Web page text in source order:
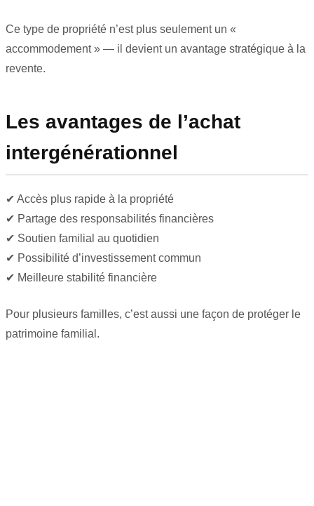
Ce type de propriété n’est plus seulement un «
accommodement » — il devient un avantage stratégique à la
revente.
Les avantages de l’achat
intergénérationnel
✔ Accès plus rapide à la propriété
✔ Partage des responsabilités financières
✔ Soutien familial au quotidien
✔ Possibilité d’investissement commun
✔ Meilleure stabilité financière
Pour plusieurs familles, c’est aussi une façon de protéger le
patrimoine familial.